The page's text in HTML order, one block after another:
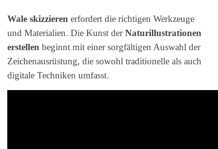
Wale skizzieren erfordert die richtigen Werkzeuge
und Materialien. Die Kunst derNaturillustrationen
erstellen beginnt mit einer sorgfältigen Auswahl der
Zeichenausrüstung, die sowohl traditionelle als auch
digitale Techniken umfasst.